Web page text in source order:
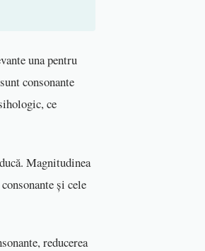
una pentru
consonante
ce
Magnitudinea
și cele
reducerea